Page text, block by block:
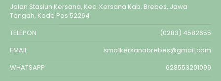
Jalan Stasiun Kersana, Kec. Kersana Kab. Brebes, Jawa
Tengah, Kode Pos 52264
TELEPON
(0283) 4582655
EMAIL
sma1kersanabrebes@gmail.com
WHATSAPP
628553201099